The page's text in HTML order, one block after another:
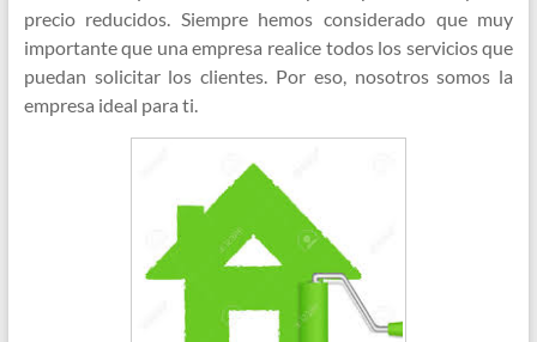
precio reducidos. Siempre hemos considerado que muy
importante que una empresa realice todos los servicios que
puedan solicitar los clientes. Por eso, nosotros somos la
empresa ideal para ti.